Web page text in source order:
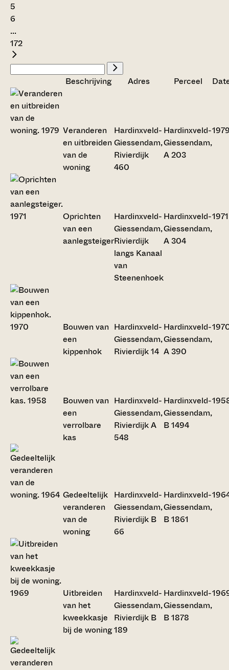
5
6
...
172
Beschrijving Adres Perceel
Veranderen
en uitbreiden
van de
woning
Hardinxveld-
Giessendam,
Rivierdijk
460
Hardinxveld-
Giessendam,
A 203
Oprichten
van een
aanlegsteiger
Hardinxveld-
Giessendam,
Rivierdijk
langs Kanaal
van
Steenenhoek
Hardinxveld-
Giessendam,
A 304
1971
Bouwen van
een
kippenhok
Hardinxveld-
Giessendam,
Rivierdijk 14
Hardinxveld-
Giessendam,
A 390
Bouwen van
een
verrolbare
kas
Hardinxveld-
Giessendam,
Rivierdijk A
548
Hardinxveld-
Giessendam,
B 1494
Gedeeltelijk
veranderen
van de
woning
Hardinxveld-
Giessendam,
Rivierdijk B
66
Hardinxveld-
Giessendam,
B 1861
Uitbreiden
van het
kweekkasje
bij de woning
Hardinxveld-
Giessendam,
Rivierdijk B
189
Hardinxveld-
Giessendam,
B 1878